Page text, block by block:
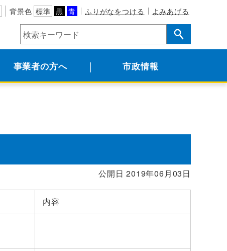
背景色 標準 黒 青 ふりがなをつける よみあげる
事業者の方へ 市政情報
公開日 2019年06月03日
内容